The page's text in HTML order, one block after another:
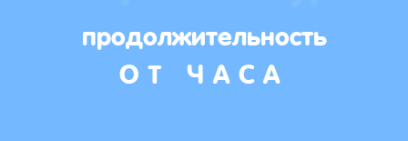
продолжительность
ОТ ЧАСА